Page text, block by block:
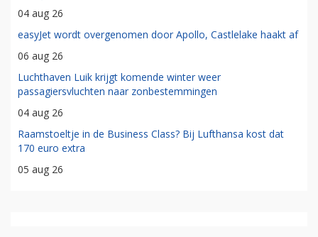
04 aug 26
easyJet wordt overgenomen door Apollo, Castlelake haakt af
06 aug 26
Luchthaven Luik krijgt komende winter weer
passagiersvluchten naar zonbestemmingen
04 aug 26
Raamstoeltje in de Business Class? Bij Lufthansa kost dat
170 euro extra
05 aug 26